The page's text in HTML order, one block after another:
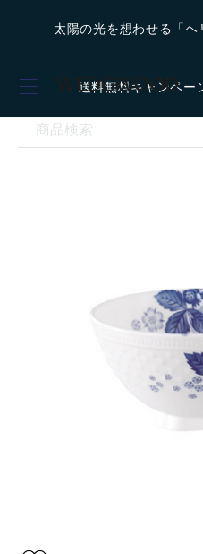
太陽の光を想わせる「
送料無料キャンペー